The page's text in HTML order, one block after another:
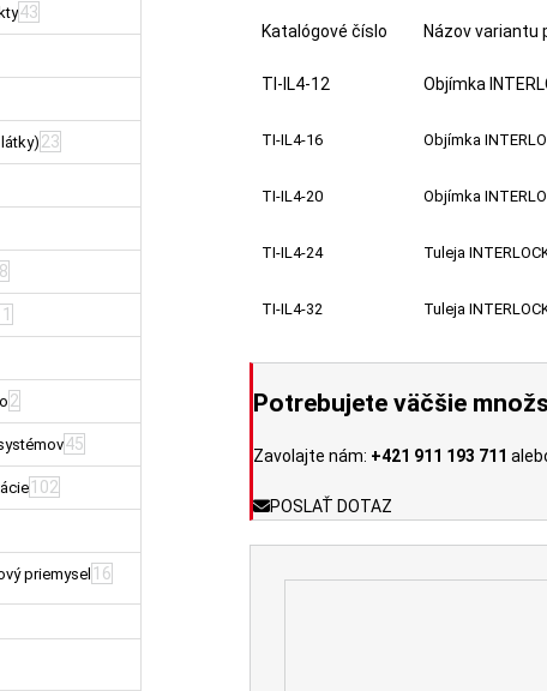
Katalógové číslo Názov variantu
TI-IL4-12 Objímka
TI-IL4-16 Objímka
TI-IL4-20 Objímka
TI-IL4-24 Tuleja
TI-IL4-32 Tuleja
Potrebujete väčšie
Zavolajte nám: +421 911 193 711
POSLAŤ DOTAZ
43
23
2
45
102
priemysel 16